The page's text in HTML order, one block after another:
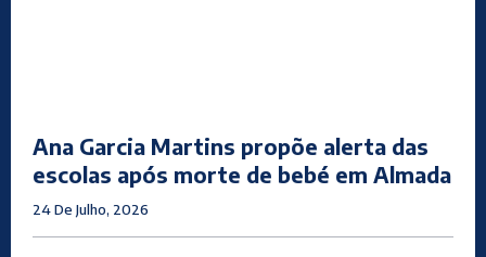
Ana Garcia Martins propõe alerta das
escolas após morte de bebé em Almada
24 De Julho, 2026